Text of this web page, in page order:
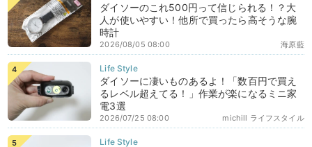
ダイソーのこれ500円って信じられる！？大
人が使いやすい！他所で買ったら高そうな腕
時計
海原藍
2026/08/05 08:00
ダイソーに凄いものあるよ！「数百円で買え
るレベル超えてる！」作業が楽になるミニ家
電3選
michill ライフスタイル
2026/07/25 08:00